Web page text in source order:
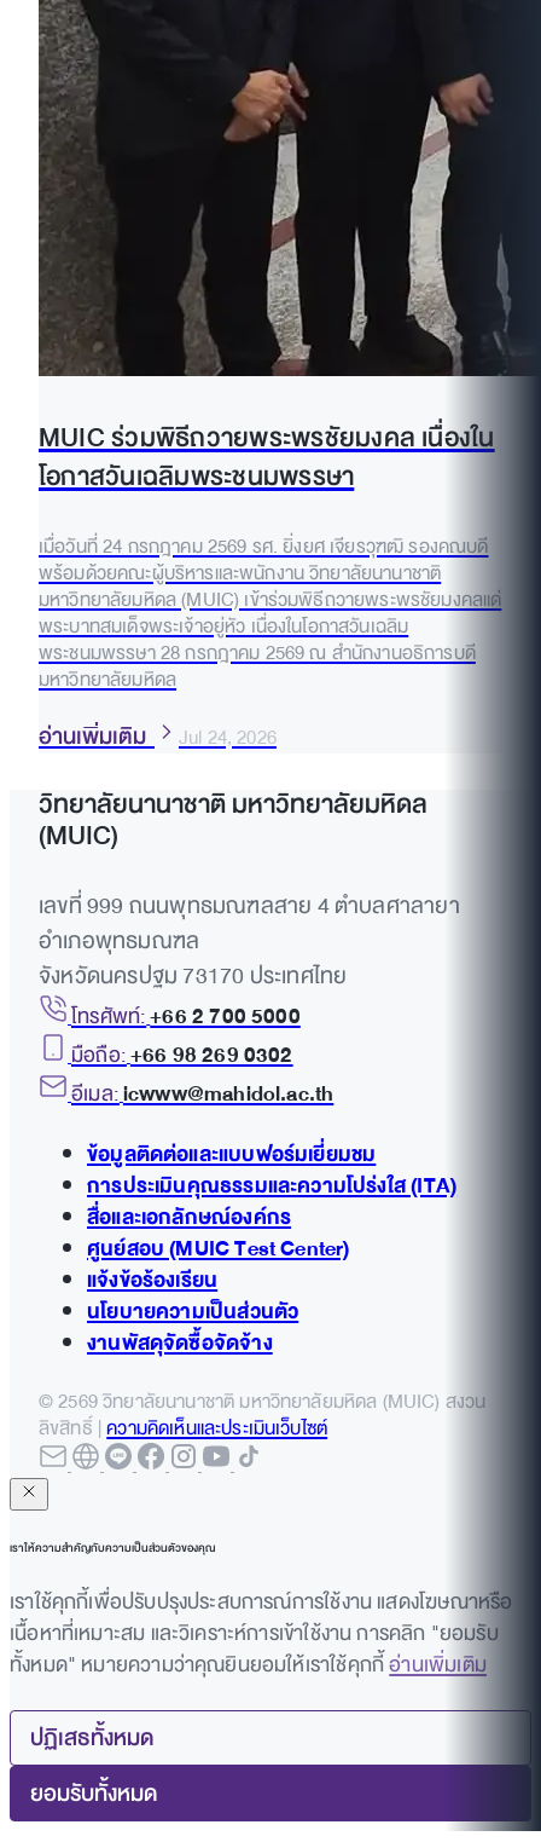
MUIC ร่วมพิธีถวายพระพรชัยมงคล เนื่องใน
โอกาสวันเฉลิมพระชนมพรรษา
เมื่อวันที่ 24 กรกฎาคม 2569 รศ. ยิ่งยศ เจียรวุฑฒิ รองคณบดี
พร้อมด้วยคณะผู้บริหารและพนักงาน วิทยาลัยนานาชาติ
มหาวิทยาลัยมหิดล (MUIC) เข้าร่วมพิธีถวายพระพรชัยมงคลแด่
พระบาทสมเด็จพระเจ้าอยู่หัว เนื่องในโอกาสวันเฉลิม
พระชนมพรรษา 28 กรกฎาคม 2569 ณ สำนักงานอธิการบดี
มหาวิทยาลัยมหิดล
อ่านเพิ่มเติม Jul 24, 2026
วิทยาลัยนานาชาติ มหาวิทยาลัยมหิดล
(MUIC)
เลขที่ 999 ถนนพุทธมณฑลสาย 4 ตำบลศาลายา
อำเภอพุทธมณฑล
จังหวัดนครปฐม 73170 ประเทศไทย
โทรศัพท์:+66 2 700 5000
มือถือ:+66 98 269 0302
อีเมล:icwww@mahidol.ac.th
ข้อมูลติดต่อและแบบฟอร์มเยี่ยมชม
การประเมินคุณธรรมและความโปร่งใส (ITA)
สื่อและเอกลักษณ์องค์กร
ศูนย์สอบ (MUIC Test Center)
แจ้งข้อร้องเรียน
นโยบายความเป็นส่วนตัว
งานพัสดุจัดซื้อจัดจ้าง
© 2569 วิทยาลัยนานาชาติ มหาวิทยาลัยมหิดล (MUIC) สงวน
ลิขสิทธิ์ |ความคิดเห็นและประเมินเว็บไซต์
เราให้ความสำคัญกับความเป็นส่วนตัวของคุณ
เราใช้คุกกี้เพื่อปรับปรุงประสบการณ์การใช้งาน แสดงโฆษณาหรือ
เนื้อหาที่เหมาะสม และวิเคราะห์การเข้าใช้งาน การคลิก "ยอมรับ
ทั้งหมด" หมายความว่าคุณยินยอมให้เราใช้คุกกี้อ่านเพิ่มเติม
ปฏิเสธทั้งหมด
ยอมรับทั้งหมด